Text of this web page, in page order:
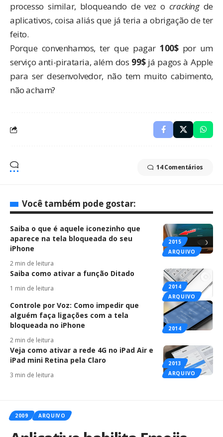
processo similar, bloqueando de vez o crackingde
aplicativos, coisa aliás que já teria a obrigação de ter
feito.
Porque convenhamos, ter que pagar100$por um
serviço anti-pirataria, além dos 99$já pagos à Apple
para ser desenvolvedor, não tem muito cabimento,
não acham?
14 Comentários
Você também pode gostar:
2015
ARQUIVO
Saiba o que é aquele iconezinho que
aparece na tela bloqueada do seu
iPhone
2 min de leitura
2014
ARQUIVO
Saiba como ativar a função Ditado
1 min de leitura
2014
Controle por Voz: Como impedir que
alguém faça ligações com a tela
bloqueada no iPhone
2 min de leitura
2013
ARQUIVO
Veja como ativar a rede 4G no iPad Air e
iPad mini Retina pela Claro
3 min de leitura
2009 ARQUIVO